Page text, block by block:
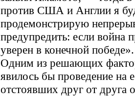
против США и Англии я
продемонстрирую
предупредить: если война
уверен в конечной победе».
Одним из решающих
явилось бы проведение на
отстоявших друг от друга